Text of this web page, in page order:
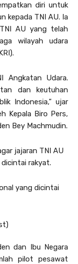
diri untuk
kepada TNI AU. Ia
AU yang telah
wilayah udara
Angkatan Udara.
dan keutuhan
Indonesia,” ujar
Kepala Biro Pers,
Bey Machmudin.
jajaran TNI AU
rakyat.
yang dicintai
dan Ibu Negara
pilot pesawat